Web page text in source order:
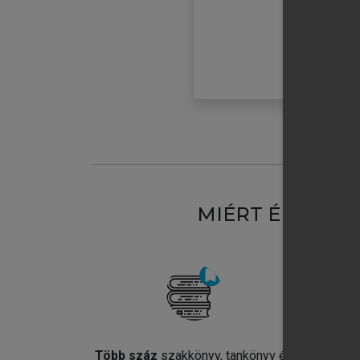
MIÉRT
Több száz szakkönyv, tankönyv és